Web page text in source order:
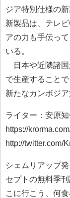
ジア特別仕様の
新製品は、テレ
アの力も手伝っ
いる。
日本や近隣諸国
で生産すること
新たなカンボジ
ライター：安原
https://
http://twitter.com/
シェムリアップ
セプトの無料季
こに行こう、何